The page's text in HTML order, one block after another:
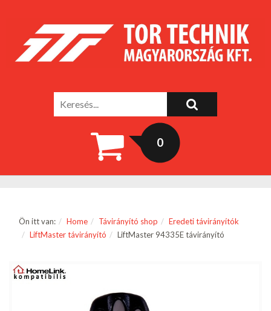
0
Ön itt van: Home Távirányító shop
Eredeti távirányítók
LiftMaster távirányító
LiftMaster 94335E távirányító